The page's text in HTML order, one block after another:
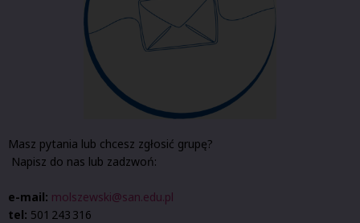
Masz pytania lub chcesz zgłosić grupę?
Napisz do nas lub zadzwoń:
e-mail: molszewski@san.edu.pl
tel: 501 243 316